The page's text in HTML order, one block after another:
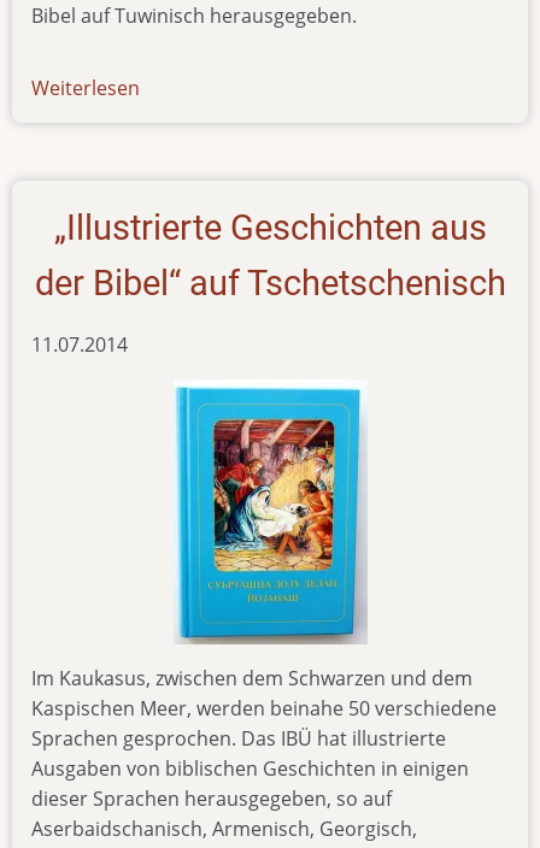
Bibel auf Tuwinisch herausgegeben.
Weiterlesen
„Illustrierte Geschichten aus
der Bibel“ auf Tschetschenisch
11.07.2014
Im Kaukasus, zwischen dem Schwarzen und dem
Kaspischen Meer, werden beinahe 50 verschiedene
Sprachen gesprochen. Das IBÜ hat illustrierte
Ausgaben von biblischen Geschichten in einigen
dieser Sprachen herausgegeben, so auf
Aserbaidschanisch, Armenisch, Georgisch,